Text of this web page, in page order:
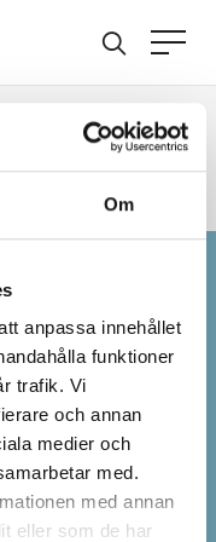
Om
anpassa innehållet
funktioner
trafik. Vi
och annan
medier och
med.
med annan
eller som de har
för
medlem än?Ansök
Skapa ett konto